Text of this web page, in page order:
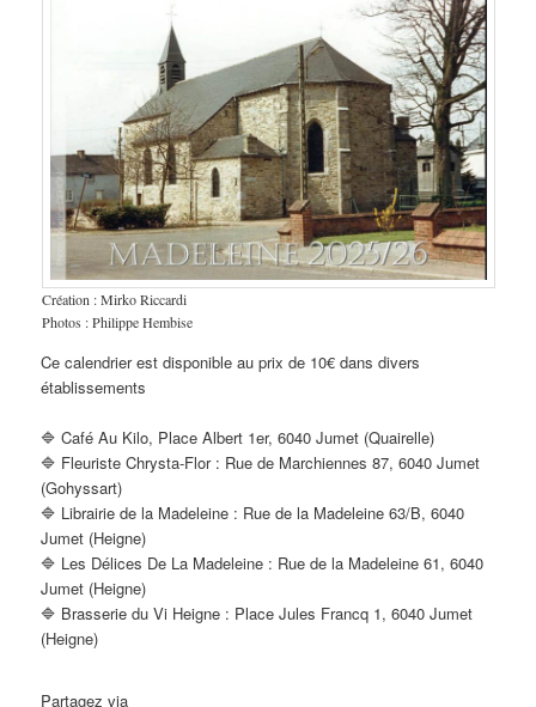
Création : Mirko Riccardi
Photos : Philippe Hembise
Ce calendrier est disponible au prix de 10€ dans divers
établissements
🔷 Café Au Kilo, Place Albert 1er, 6040 Jumet (Quairelle)
🔷 Fleuriste Chrysta-Flor : Rue de Marchiennes 87, 6040 Jumet
(Gohyssart)
🔷 Librairie de la Madeleine : Rue de la Madeleine 63/B, 6040
Jumet (Heigne)
🔷 Les Délices De La Madeleine : Rue de la Madeleine 61, 6040
Jumet (Heigne)
🔷 Brasserie du Vi Heigne : Place Jules Francq 1, 6040 Jumet
(Heigne)
Partagez via